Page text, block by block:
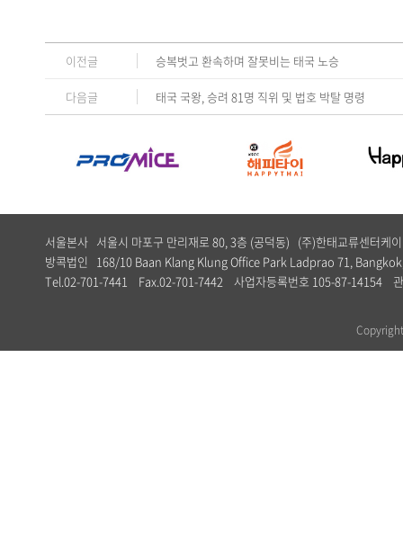
이전글 승복벗고 환속하며 잘못비는 태국 노승
다음글 태국 국왕, 승려 81명 직위 및 법호 박탈 명령
서울본사 서울시 마포구 만리재로 80, 3층 (공덕동) (주)한태교류센터케
방콕법인 168/10 Baan Klang Klung Office Park Ladprao 71,
Tel.02-701-7441 Fax.02-701-7442 사업자등록번호 105-87-14154